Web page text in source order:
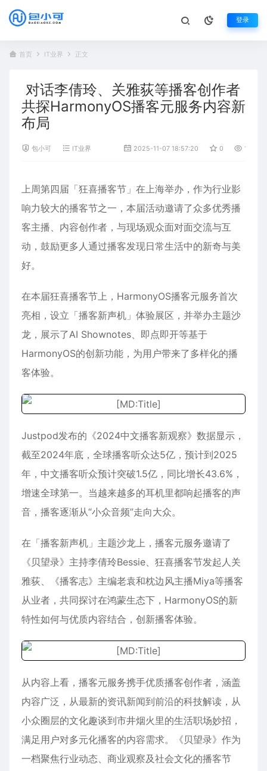
登录
首页 IT业界 正文
对话李倩玲、关雅荻等播客创作者
共探HarmonyOS播客元服务内容新
布局
包小可 IT业界 2025-11-07 18:57:20 0 1,053
上周第四届「狂喜播客节」在上海举办，作为行业影
响力较大的播客节之一，本届活动邀请了众多优秀播
客主播、内容创作者，与现场观众面对面交流与互
动，鼓励更多人通过播客发现日常生活中的新奇与美
好。
在本届狂喜播客节上，HarmonyOS播客元服务首次
亮相，设立「播客新声机」体验展区，并举办主题沙
龙，展示了AI Shownotes、即点即开等基于
HarmonyOS的创新功能，为用户带来了多样化的播
客体验。
Justpod发布的《2024中文播客新观察》数据显示，
截至2024年底，全球播客听众达5亿，预计到2025
年，中文播客听众预计突破1.5亿，同比增长43.6%，
增速全球第一。当越来越多的耳机里都响起播客的声
音，播客逐渐从“小众音频”走向大众。
在「播客新声机」主题沙龙上，播客元服务邀请了
《贝望录》主持李倩玲Bessie、狂喜播客节发起人关
雅荻、《播客志》主编老袁和枕边风主播Miya等播客
从业者，共同探讨在鸿蒙生态下，HarmonyOS的新
特性如何与优质内容结合，创新播客体验。
从内容上看，播客元服务携手优质播客创作者，涵盖
内容广泛，从最新的资讯新闻到前沿的科技解读，从
小众圈层的文化趣谈到市井烟火里的生活职场妙招，
满足用户对多元化播客的内容需求。《贝望录》作为
一档聚焦行业动态、商业观察及社会文化的播客节